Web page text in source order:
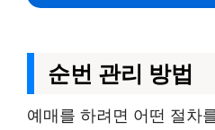
순번 관리 방법
예매를 하려면 어떤 절차